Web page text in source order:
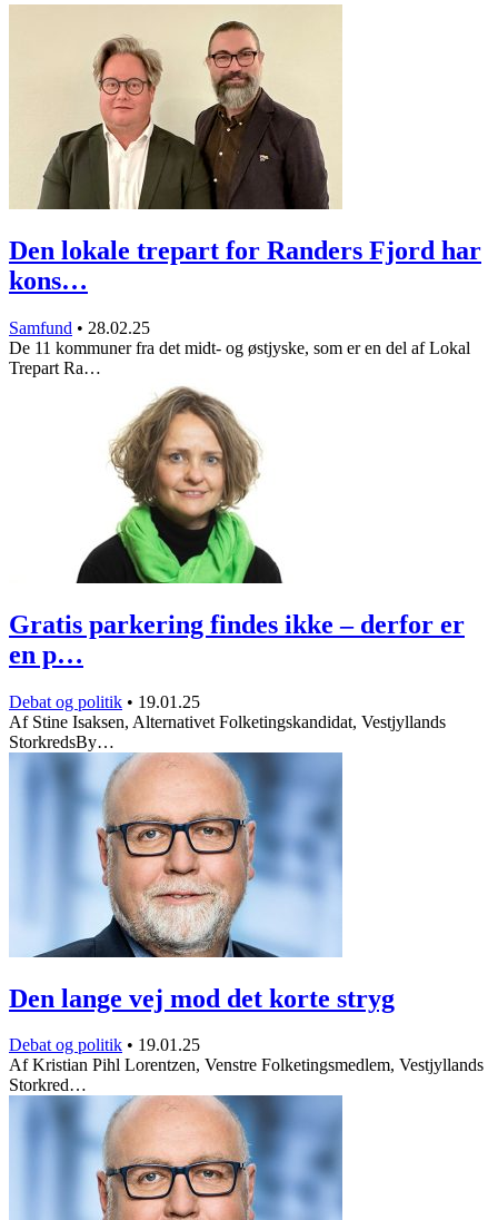
Den lokale trepart for Randers Fjord har
kons…
Samfund • 28.02.25
De 11 kommuner fra det midt- og østjyske, som er en del af Lokal
Trepart Ra…
Gratis parkering findes ikke – derfor er
en p…
Debat og politik • 19.01.25
Af Stine Isaksen, Alternativet Folketingskandidat, Vestjyllands
StorkredsBy…
Den lange vej mod det korte stryg
Debat og politik • 19.01.25
Af Kristian Pihl Lorentzen, Venstre Folketingsmedlem, Vestjyllands
Storkred…